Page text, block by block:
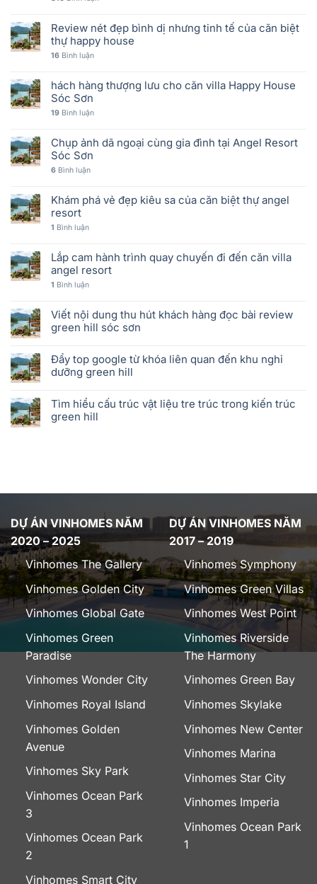
Review nét đẹp bình dị nhưng tinh tế của căn biệt
thự happy house
16 Bình luận
hách hàng thượng lưu cho căn villa Happy House
Sóc Sơn
19 Bình luận
Chụp ảnh dã ngoại cùng gia đình tại Angel Resort
Sóc Sơn
6 Bình luận
Khám phá vẻ đẹp kiêu sa của căn biệt thự angel
resort
1 Bình luận
Lắp cam hành trình quay chuyến đi đến căn villa
angel resort
1 Bình luận
Viết nội dung thu hút khách hàng đọc bài review
green hill sóc sơn
Đẩy top google từ khóa liên quan đến khu nghỉ
dưỡng green hill
Tìm hiểu cấu trúc vật liệu tre trúc trong kiến trúc
green hill
DỰ ÁN VINHOMES NĂM
2020 – 2025
Vinhomes The Gallery
Vinhomes Golden City
Vinhomes Global Gate
Vinhomes Green
Paradise
Vinhomes Wonder City
Vinhomes Royal Island
Vinhomes Golden
Avenue
Vinhomes Sky Park
Vinhomes Ocean Park
3
Vinhomes Ocean Park
2
Vinhomes Smart City
DỰ ÁN VINHOMES NĂM
2017 – 2019
Vinhomes Symphony
Vinhomes Green Villas
Vinhomes West Point
Vinhomes Riverside
The Harmony
Vinhomes Green Bay
Vinhomes Skylake
Vinhomes New Center
Vinhomes Marina
Vinhomes Star City
Vinhomes Imperia
Vinhomes Ocean Park
1